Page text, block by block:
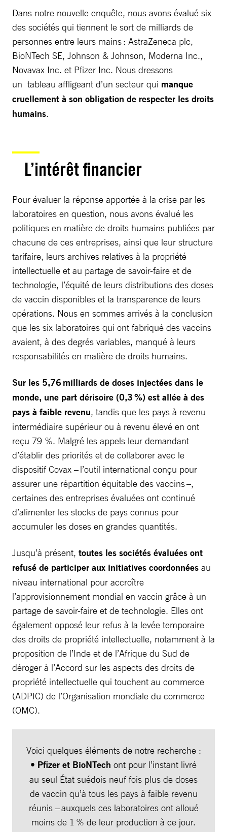
Dans notre nouvelle enquête, nous avons évalué six
des sociétés qui tiennent le sort de milliards de
personnes entre leurs mains : AstraZeneca plc,
BioNTech SE, Johnson & Johnson, Moderna Inc.,
Novavax Inc. et Pfizer Inc. Nous dressons
un tableau affligeant d’un secteur qui manque
cruellement à son obligation de respecter les droits
humains.
L’intérêt financier
Pour évaluer la réponse apportée à la crise par les
laboratoires en question, nous avons évalué les
politiques en matière de droits humains publiées par
chacune de ces entreprises, ainsi que leur structure
tarifaire, leurs archives relatives à la propriété
intellectuelle et au partage de savoir-faire et de
technologie, l’équité de leurs distributions des doses
de vaccin disponibles et la transparence de leurs
opérations. Nous en sommes arrivés à la conclusion
que les six laboratoires qui ont fabriqué des vaccins
avaient, à des degrés variables, manqué à leurs
responsabilités en matière de droits humains.
Sur les 5,76 milliards de doses injectées dans le
monde, une part dérisoire (0,3 %) est allée à des
pays à faible revenu, tandis que les pays à revenu
intermédiaire supérieur ou à revenu élevé en ont
reçu 79 %. Malgré les appels leur demandant
d’établir des priorités et de collaborer avec le
dispositif Covax – l’outil international conçu pour
assurer une répartition équitable des vaccins –,
certaines des entreprises évaluées ont continué
d’alimenter les stocks de pays connus pour
accumuler les doses en grandes quantités.
Jusqu’à présent, toutes les sociétés évaluées ont
refusé de participer aux initiatives coordonnées au
niveau international pour accroître
l’approvisionnement mondial en vaccin grâce à un
partage de savoir-faire et de technologie. Elles ont
également opposé leur refus à la levée temporaire
des droits de propriété intellectuelle, notamment à la
proposition de l’Inde et de l’Afrique du Sud de
déroger à l’Accord sur les aspects des droits de
propriété intellectuelle qui touchent au commerce
(ADPIC) de l’Organisation mondiale du commerce
(OMC).
Voici quelques éléments de notre recherche :
• Pfizer et BioNTech ont pour l’instant livré
au seul État suédois neuf fois plus de doses
de vaccin qu’à tous les pays à faible revenu
réunis – auxquels ces laboratoires ont alloué
moins de 1 % de leur production à ce jour.